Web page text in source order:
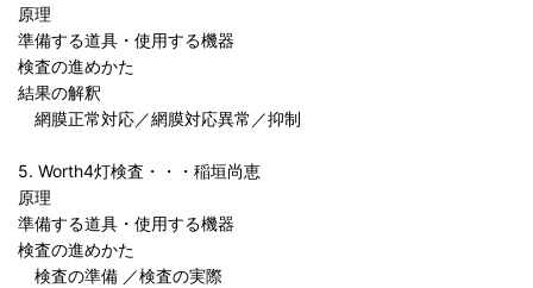
原理
準備する道具・使用する機器
検査の進めかた
結果の解釈
網膜正常対応／網膜対応異常／抑制
5. Worth4灯検査・・・稲垣尚恵
原理
準備する道具・使用する機器
検査の進めかた
検査の準備 ／検査の実際